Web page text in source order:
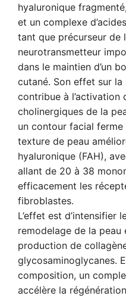
hyaluronique
et un complexe
tant que précurseur de
neurotransmetteur
dans le maintien d’un
cutané. Son effet sur la
contribue à l’activation
cholinergiques de la
un contour facial ferme
texture de peau
hyaluronique (FAH),
allant de 20 à 38
efficacement les
fibroblastes.
L’effet est d’intensifier
remodelage de la peau
production de
glycosaminoglycanes.
composition, un
accélère la